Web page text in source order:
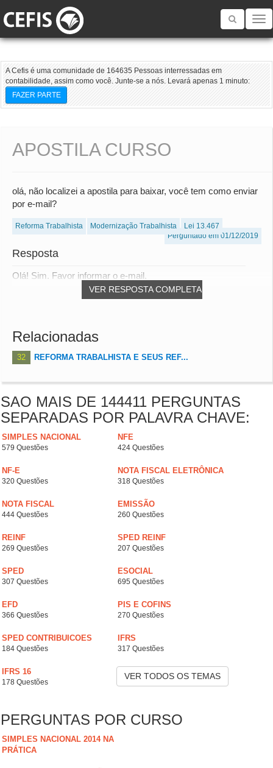
Toggle
A Cefis é uma comunidade de 164635 Pessoas interressadas em
contabilidade, assim como você. Junte-se a nós. Levará apenas 1 minuto:
FAZER PARTE
APOSTILA CURSO
olá, não localizei a apostila para baixar, você tem como enviar
por e-mail?
Reforma Trabalhista Modernização Trabalhista
Lei 13.467
Perguntado em 01/12/2019
Resposta
VER RESPOSTA COMPLETA
Olá! Sim. Favor informar o e-mail.
Relacionadas
32 REFORMA TRABALHISTA E SEUS REF...
SAO MAIS DE 144411 PERGUNTAS
SEPARADAS POR PALAVRA CHAVE:
SIMPLES NACIONAL
579 Questões
NFE
424 Questões
NF-E
320 Questões
NOTA FISCAL ELETRÔNICA
318 Questões
NOTA FISCAL
444 Questões
EMISSÃO
260 Questões
REINF
269 Questões
SPED REINF
207 Questões
SPED
307 Questões
ESOCIAL
695 Questões
EFD
366 Questões
PIS E COFINS
270 Questões
SPED CONTRIBUICOES
184 Questões
IFRS
317 Questões
IFRS 16
178 Questões
VER TODOS OS TEMAS
PERGUNTAS POR CURSO
SIMPLES NACIONAL 2014 NA
PRÁTICA